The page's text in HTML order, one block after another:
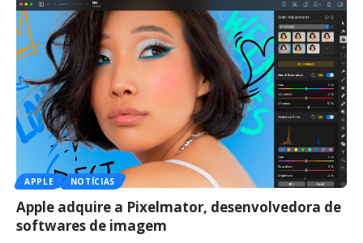
APPLE NOTÍCIAS
Apple adquire a Pixelmator, desenvolvedora de
softwares de imagem